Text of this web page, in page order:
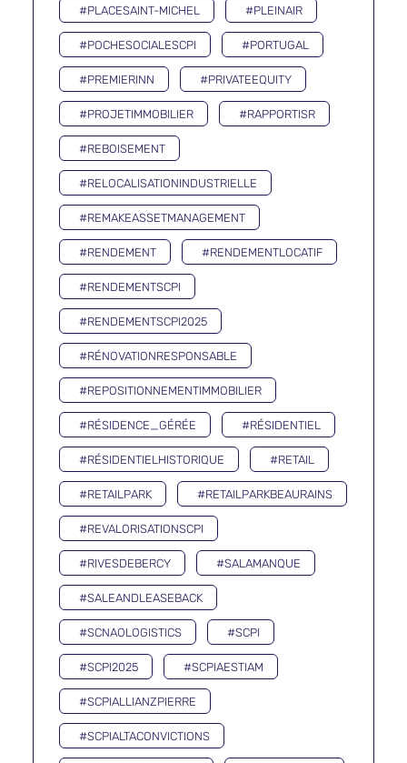
#PLACESAINT-MICHEL #PLEINAIR
#POCHESOCIALESCPI #PORTUGAL
#PREMIERINN #PRIVATEEQUITY
#PROJETIMMOBILIER #RAPPORTISR
#REBOISEMENT
#RELOCALISATIONINDUSTRIELLE
#REMAKEASSETMANAGEMENT
#RENDEMENT #RENDEMENTLOCATIF
#RENDEMENTSCPI
#RENDEMENTSCPI2025
#RÉNOVATIONRESPONSABLE
#REPOSITIONNEMENTIMMOBILIER
#RÉSIDENCE_GÉRÉE #RÉSIDENTIEL
#RÉSIDENTIELHISTORIQUE #RETAIL
#RETAILPARK #RETAILPARKBEAURAINS
#REVALORISATIONSCPI
#RIVESDEBERCY #SALAMANQUE
#SALEANDLEASEBACK
#SCNAOLOGISTICS #SCPI
#SCPI2025 #SCPIAESTIAM
#SCPIALLIANZPIERRE
#SCPIALTACONVICTIONS